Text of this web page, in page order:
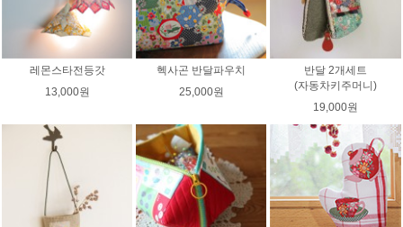
레몬스타전등갓
13,000원
헥사곤 반달파우치
25,000원
반달 2개세트
(자동차키주머니)
19,000원